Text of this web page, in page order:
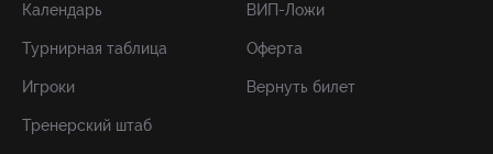
Календарь
Турнирная таблица
Игроки
Тренерский штаб
ВИП-Ложи
Оферта
Вернуть билет